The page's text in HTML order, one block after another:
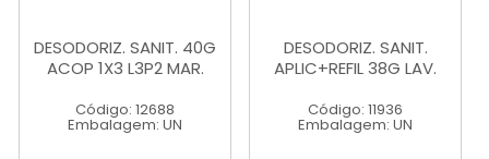
DESODORIZ. SANIT. 40G
ACOP 1X3 L3P2 MAR.
Código: 12688
Embalagem: UN
DESODORIZ. SANIT.
APLIC+REFIL 38G LAV.
Código: 11936
Embalagem: UN